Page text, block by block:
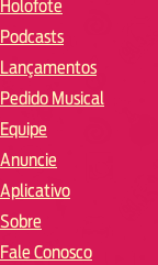
Holofote
Podcasts
Lançamentos
Pedido Musical
Equipe
Anuncie
Aplicativo
Sobre
Fale Conosco